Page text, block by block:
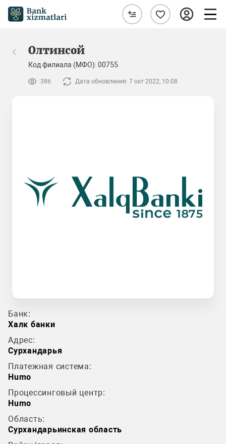
Олтинсой
Код филиала (МФО): 00755
386 Дата обновления: 7 окт 2022, 10:08
Банк:
Халк банки
Адрес:
Сурхандарья
Платежная система:
Humo
Процессинговый центр:
Humo
Область:
Сурхандарьинская область